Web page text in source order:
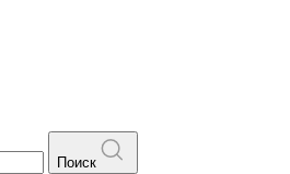
Поиск